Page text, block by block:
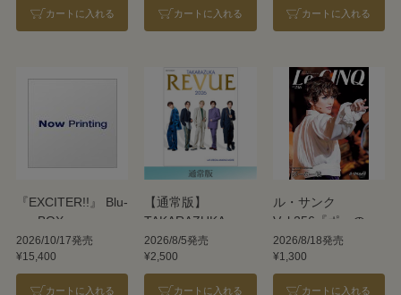
カートに入れる カートに入れる カートに入れる
『EXCITER!!』 Blu-
ray BOX
2026/10/17発売
¥15,400
カートに入れる
【通常版】
TAKARAZUKA
REVUE 2026
2026/8/5発売
¥2,500
カートに入れる
ル・サンク
Vol.256『ポーの一
族』＜雪組＞
2026/8/18発売
¥1,300
カートに入れる